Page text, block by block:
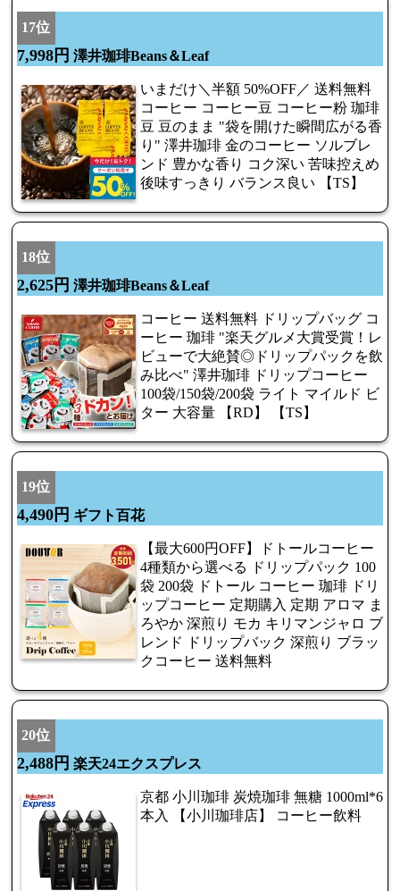
17位
7,998円 澤井珈琲Beans＆Leaf
いまだけ＼半額 50%OFF／ 送料無料
コーヒー コーヒー豆 コーヒー粉 珈琲
豆 豆のまま "袋を開けた瞬間広がる香
り" 澤井珈琲 金のコーヒー ソルブレ
ンド 豊かな香り コク深い 苦味控えめ
後味すっきり バランス良い 【TS】
18位
2,625円 澤井珈琲Beans＆Leaf
コーヒー 送料無料 ドリップバッグ コ
ーヒー 珈琲 "楽天グルメ大賞受賞！レ
ビューで大絶賛◎ドリップパックを飲
み比べ" 澤井珈琲 ドリップコーヒー
100袋/150袋/200袋 ライト マイルド ビ
ター 大容量 【RD】 【TS】
19位
4,490円 ギフト百花
【最大600円OFF】ドトールコーヒー
4種類から選べる ドリップパック 100
袋 200袋 ドトール コーヒー 珈琲 ドリ
ップコーヒー 定期購入 定期 アロマ ま
ろやか 深煎り モカ キリマンジャロ ブ
レンド ドリップバック 深煎り ブラッ
クコーヒー 送料無料
20位
2,488円 楽天24エクスプレス
京都 小川珈琲 炭焼珈琲 無糖 1000ml*6
本入 【小川珈琲店】 コーヒー飲料